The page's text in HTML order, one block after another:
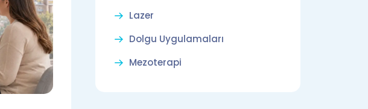
Lazer
Dolgu Uygulamaları
Mezoterapi